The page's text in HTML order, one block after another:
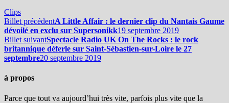
Clips
Billet précédentA Little Affair : le dernier clip du Nantais Gaume
dévoilé en exclu sur Supersonikk19 septembre 2019
Billet suivantSpectacle Radio UK On The Rocks : le rock
britannique déferle sur Saint-Sébastien-sur-Loire le 27
septembre20 septembre 2019
à propos
Parce que tout va aujourd’hui très vite, parfois plus vite que la